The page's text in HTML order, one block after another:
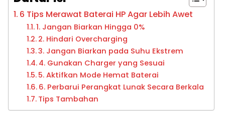
6 Tips Merawat Baterai HP Agar Lebih Awet
1. Jangan Biarkan Hingga 0%
2. Hindari Overcharging
3. Jangan Biarkan pada Suhu Ekstrem
4. Gunakan Charger yang Sesuai
5. Aktifkan Mode Hemat Baterai
6. Perbarui Perangkat Lunak Secara Berkala
Tips Tambahan